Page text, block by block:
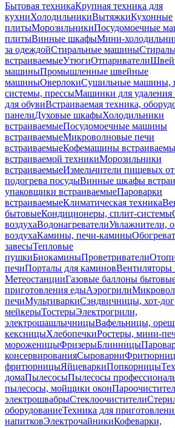
Бытовая техникаКрупная техника для
кухниХолодильникиВытяжкиКухонные
плитыМорозильникиПосудомоечные
плитыВинные шкафыМини-
за одеждойСтиральные машины
встраиваемыеУтюгиОтпариватели
машиныПромышленные швейные
машиныОверлокиСушильные машины,
системы, прессыМашинки для удаления
для обувиВстраиваемая техника,
панелиДуховые шкафыХолодильники
встраиваемыеПосудомоечные машины
встраиваемыеМикроволновые печи
встраиваемыеКофемашины
встраиваемой техникиМорозильники
встраиваемыеИзмельчители пищевых
подогрева посудыВинные шкафы
упаковщики встраиваемыеПароварки
встраиваемыеКлиматическая техника
бытовыеКондиционеры, сплит-системы
воздухаВодонагревателиУвлажнители,
воздухаКамины, печи-камины
завесыТепловые
пушкиБиокаминыПроветриватели
печиПорталы для каминов
МетеостанцииГазовые баллоны
приготовления едыАэрогрили
печиМультиваркиСэндвичницы, хот-дог
мейкерыТостерыЭлектрогрили,
электрошашлычницыВафельницы,
кексницыХлебопечкиРостеры, мини-
мороженицыФризерыБлинницы
консервированияСыроварни
фритюрницыЯйцеваркиПопкорницы
домаПылесосыПылесосы
пылесосы, мойщики окон
электрошвабрыСтеклоочистители
оборудованиеТехника для
напитковЭлектрочайникиКофеварки,